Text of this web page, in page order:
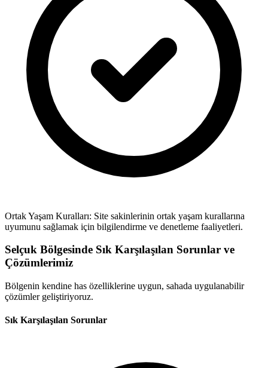
Ortak Yaşam Kuralları: Site sakinlerinin ortak yaşam kurallarına
uyumunu sağlamak için bilgilendirme ve denetleme faaliyetleri.
Selçuk Bölgesinde Sık Karşılaşılan Sorunlar ve
Çözümlerimiz
Bölgenin kendine has özelliklerine uygun, sahada uygulanabilir
çözümler geliştiriyoruz.
Sık Karşılaşılan Sorunlar